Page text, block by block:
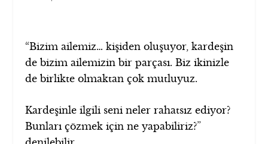
“Bizim ailemiz… kişiden oluşuyor, kardeşin
de bizim ailemizin bir parçası. Biz ikinizle
de birlikte olmaktan çok mutluyuz.
Kardeşinle ilgili seni neler rahatsız ediyor?
Bunları çözmek için ne yapabiliriz?”